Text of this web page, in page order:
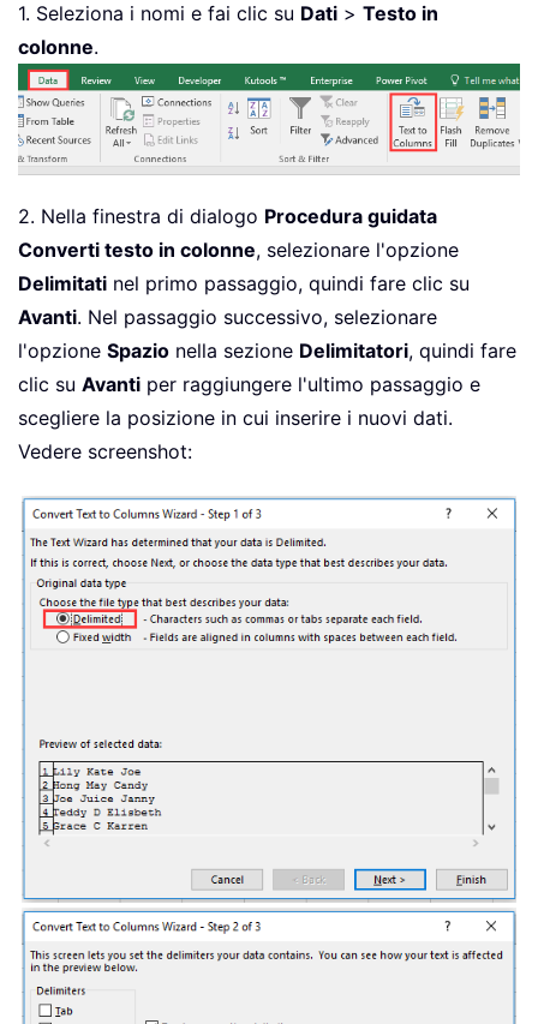
1. Seleziona i nomi e fai clic su Dati > Testo in
colonne.
2. Nella finestra di dialogo Procedura guidata
Converti testo in colonne, selezionare l'opzione
Delimitati nel primo passaggio, quindi fare clic su
Avanti. Nel passaggio successivo, selezionare
l'opzione Spazio nella sezione Delimitatori, quindi fare
clic su Avanti per raggiungere l'ultimo passaggio e
scegliere la posizione in cui inserire i nuovi dati.
Vedere screenshot: